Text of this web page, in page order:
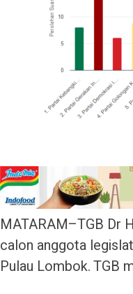
MATARAM–TGB Dr
calon anggota
Pulau Lombok. TGB